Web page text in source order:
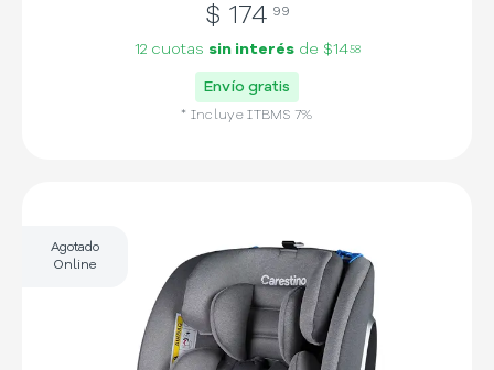
$ 174 99
12 cuotas sin interésde $1458
Envío gratis
* IncluyeITBMS 7%
Agotado
Online